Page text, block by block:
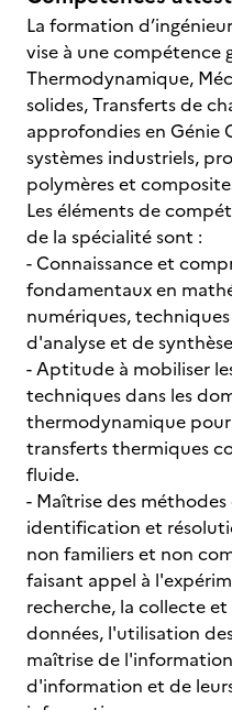
La formation
vise à une compétence
Thermodynamique,
solides, Transferts de
approfondies en Génie
systèmes industriels,
polymères et
Les éléments de
de la spécialité sont :
- Connaissance et
fondamentaux en
numériques,
d'analyse et de
- Aptitude à mobiliser
techniques dans les
thermodynamique pour
transferts thermiques
fluide.
- Maîtrise des
identification et
non familiers et non
faisant appel à
recherche, la collecte
données, l'utilisation
maîtrise de
d'information et de